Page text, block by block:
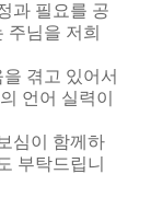
과 필요를 공
주님을 저희
겪고 있어서
언어 실력이
심이 함께하
부탁드립니